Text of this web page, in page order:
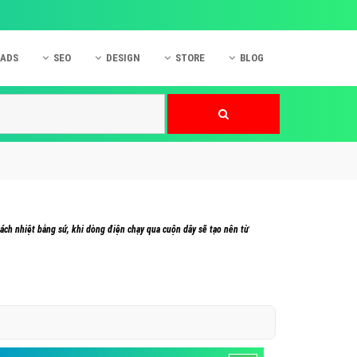
SEO DESIGN STORE BLOG
nhiệt bằng sứ, khi dòng điện chạy qua cuộn dây sẽ tạo nên từ